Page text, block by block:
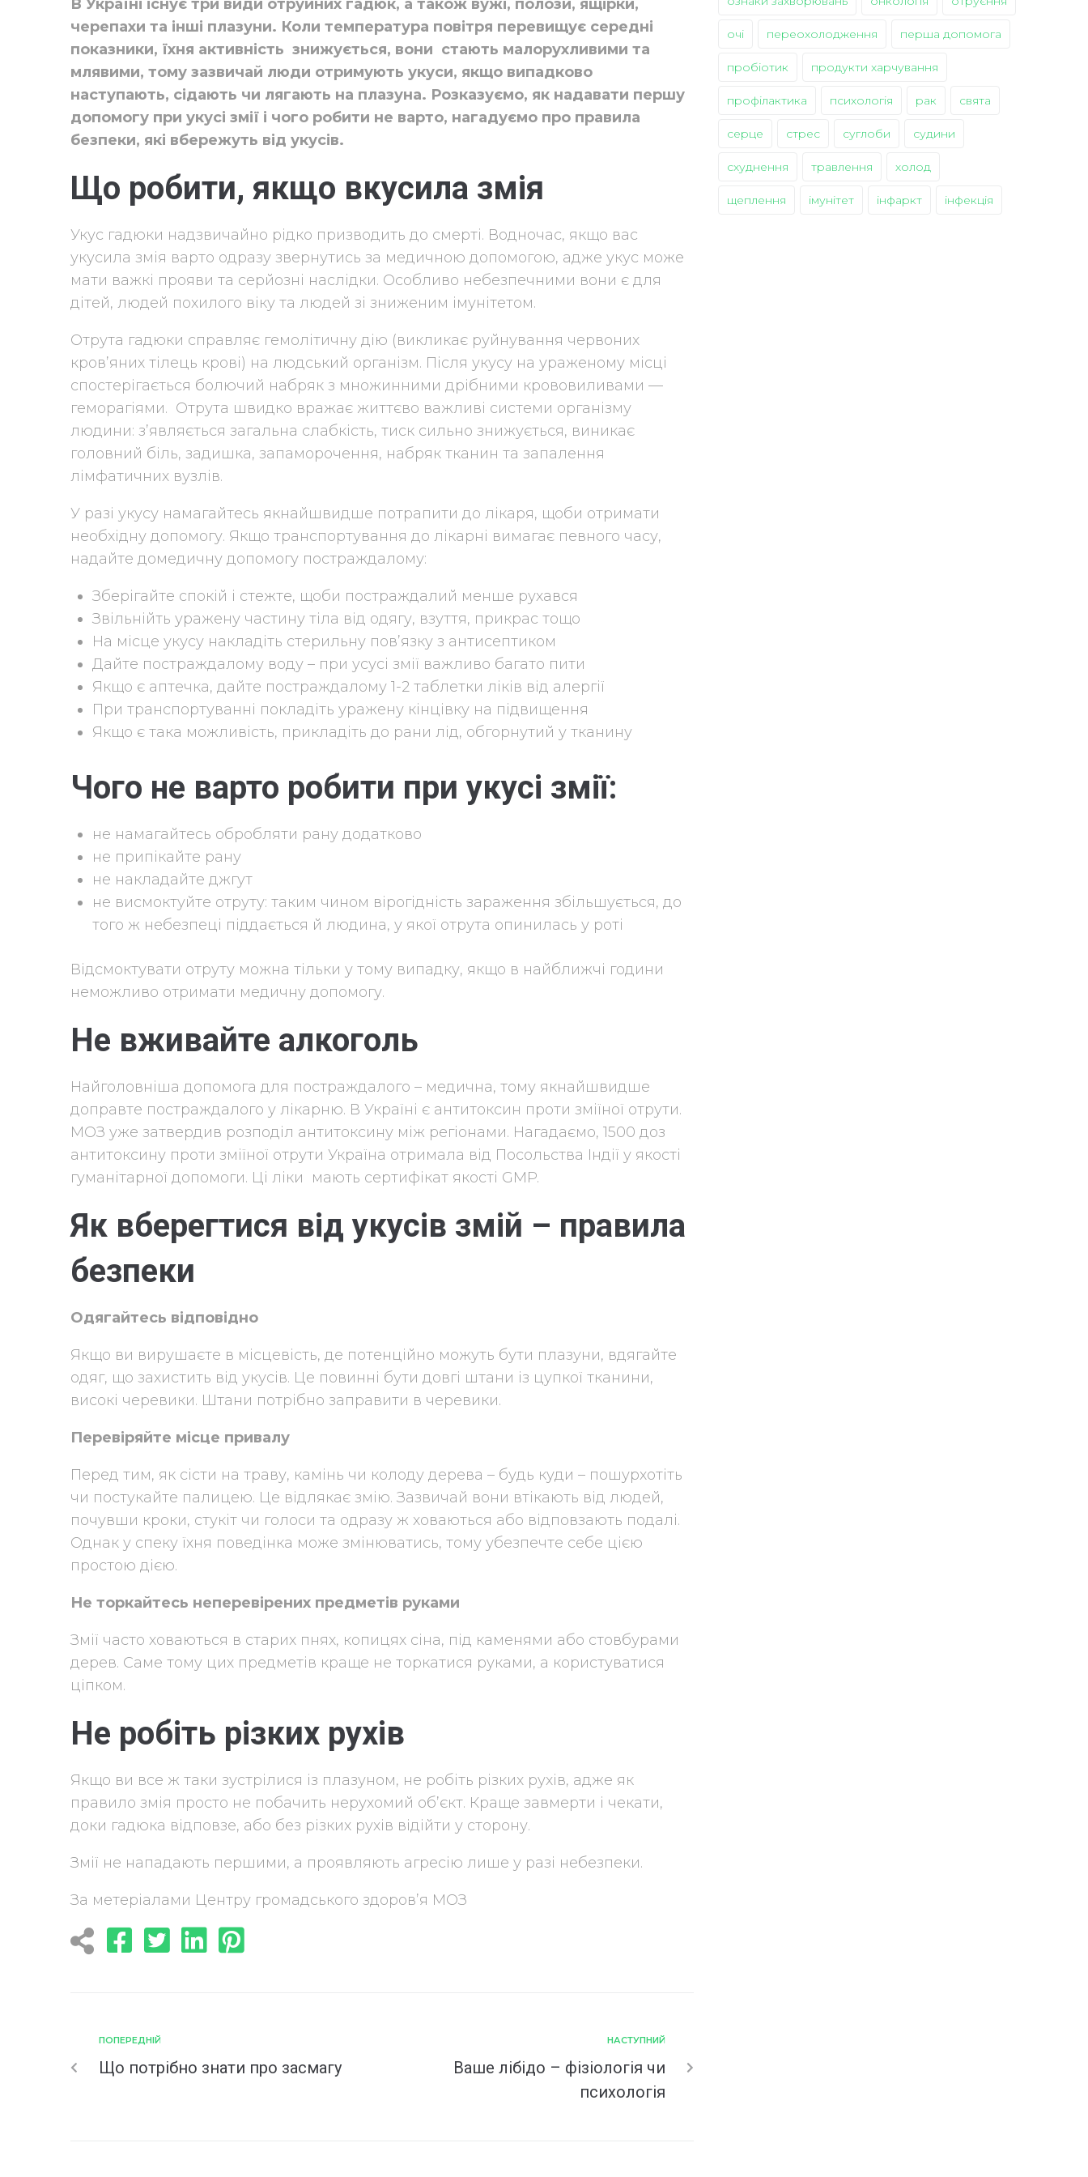
В Україні існує три види отруйних гадюк, а також вужі, полози, ящірки,
черепахи та інші плазуни. Коли температура повітря перевищує середні
показники, їхня активність знижується, вони стають малорухливими та
млявими, тому зазвичай люди отримують укуси, якщо випадково
наступають, сідають чи лягають на плазуна. Розказуємо, як надавати першу
допомогу при укусі змії і чого робити не варто, нагадуємо про правила
безпеки, які вбережуть від укусів.
Що робити, якщо вкусила змія
Укус гадюки надзвичайно рідко призводить до смерті. Водночас, якщо вас
укусила змія варто одразу звернутись за медичною допомогою, адже укус може
мати важкі прояви та серйозні наслідки. Особливо небезпечними вони є для
дітей, людей похилого віку та людей зі зниженим імунітетом.
Отрута гадюки справляє гемолітичну дію (викликає руйнування червоних
кров’яних тілець крові) на людський організм. Після укусу на ураженому місці
спостерігається болючий набряк з множинними дрібними крововиливами —
геморагіями. Отрута швидко вражає життєво важливі системи організму
людини: з’являється загальна слабкість, тиск сильно знижується, виникає
головний біль, задишка, запаморочення, набряк тканин та запалення
лімфатичних вузлів.
У разі укусу намагайтесь якнайшвидше потрапити до лікаря, щоби отримати
необхідну допомогу. Якщо транспортування до лікарні вимагає певного часу,
надайте домедичну допомогу постраждалому:
Зберігайте спокій і стежте, щоби постраждалий менше рухався
Звільнійть уражену частину тіла від одягу, взуття, прикрас тощо
На місце укусу накладіть стерильну пов’язку з антисептиком
Дайте постраждалому воду – при усусі змії важливо багато пити
Якщо є аптечка, дайте постраждалому 1-2 таблетки ліків від алергії
При транспортуванні покладіть уражену кінцівку на підвищення
Якщо є така можливість, прикладіть до рани лід, обгорнутий у тканину
Чого не варто робити при укусі змії:
не намагайтесь обробляти рану додатково
не припікайте рану
не накладайте джгут
не висмоктуйте отруту: таким чином вірогідність зараження збільшується, до
того ж небезпеці піддається й людина, у якої отрута опинилась у роті
Відсмоктувати отруту можна тільки у тому випадку, якщо в найближчі години
неможливо отримати медичну допомогу.
Не вживайте алкоголь
Найголовніша допомога для постраждалого – медична, тому якнайшвидше
доправте постраждалого у лікарню. В Україні є антитоксин проти зміїної отрути.
МОЗ уже затвердив розподіл антитоксину між регіонами. Нагадаємо, 1500 доз
антитоксину проти зміїної отрути Україна отримала від Посольства Індії у якості
гуманітарної допомоги. Ці ліки мають сертифікат якості GMP.
Як вберегтися від укусів змій – правила
безпеки
Одягайтесь відповідно
Якщо ви вирушаєте в місцевість, де потенційно можуть бути плазуни, вдягайте
одяг, що захистить від укусів. Це повинні бути довгі штани із цупкої тканини,
високі черевики. Штани потрібно заправити в черевики.
Перевіряйте місце привалу
Перед тим, як сісти на траву, камінь чи колоду дерева – будь куди – пошурхотіть
чи постукайте палицею. Це відлякає змію. Зазвичай вони втікають від людей,
почувши кроки, стукіт чи голоси та одразу ж ховаються або відповзають подалі.
Однак у спеку їхня поведінка може змінюватись, тому убезпечте себе цією
простою дією.
Не торкайтесь неперевірених предметів руками
Змії часто ховаються в старих пнях, копицях сіна, під каменями або стовбурами
дерев. Саме тому цих предметів краще не торкатися руками, а користуватися
ціпком.
Не робіть різких рухів
Якщо ви все ж таки зустрілися із плазуном, не робіть різких рухів, адже як
правило змія просто не побачить нерухомий об’єкт. Краще завмерти і чекати,
доки гадюка відповзе, або без різких рухів відійти у сторону.
Змії не нападають першими, а проявляють агресію лише у разі небезпеки.
За метеріалами Центру громадського здоров’я МОЗ
ПОПЕРЕДНІЙ
Що потрібно знати про засмагу
НАСТУПНИЙ
Ваше лібідо – фізіологія чи
психологія
очі переохолодження перша допомога
пробіотик продукти харчування
профілактика психологія рак свята
серце стрес суглоби судини
схуднення травлення холод
щеплення імунітет інфаркт інфекція